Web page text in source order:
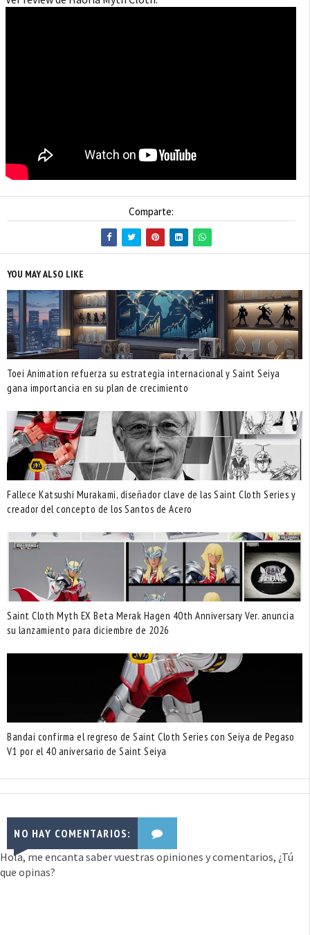
Comparte:
YOU MAY ALSO LIKE
Toei Animation refuerza su estrategia internacional y Saint Seiya
gana importancia en su plan de crecimiento
Fallece Katsushi Murakami, diseñador clave de las Saint Cloth Series y
creador del concepto de los Santos de Acero
Saint Cloth Myth EX Beta Merak Hagen 40th Anniversary Ver. anuncia
su lanzamiento para diciembre de 2026
Bandai confirma el regreso de Saint Cloth Series con Seiya de Pegaso
V1 por el 40 aniversario de Saint Seiya
NO HAY COMENTARIOS:
Hola, me encanta saber vuestras opiniones y comentarios, ¿Tú
que opinas?